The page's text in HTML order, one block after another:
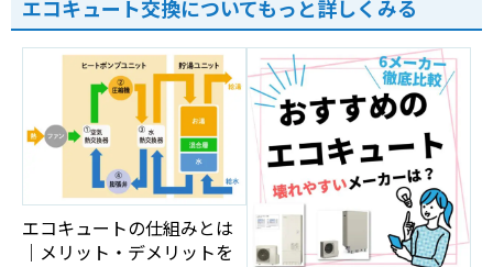
エコキュート交換についてもっと詳しくみる
エコキュートの仕組みとは
｜メリット・デメリットを